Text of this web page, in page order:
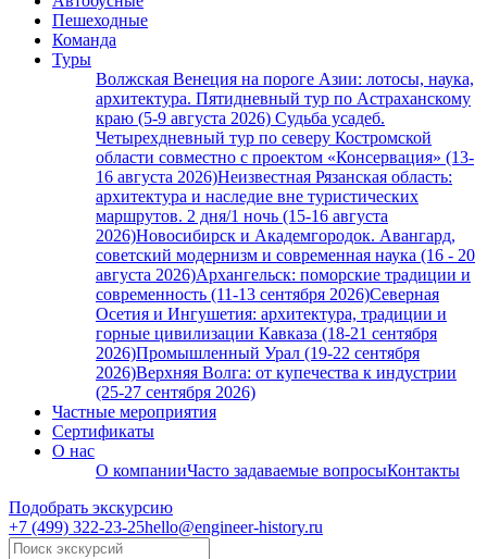
Пешеходные
Команда
Туры
Волжская Венеция на пороге Азии: лотосы, наука,
архитектура. Пятидневный тур по Астраханскому
краю (5-9 августа 2026) Судьба усадеб.
Четырехдневный тур по северу Костромской
области совместно с проектом «Консервация» (13-
16 августа 2026)Неизвестная Рязанская область:
архитектура и наследие вне туристических
маршрутов. 2 дня/1 ночь (15-16 августа
2026)Новосибирск и Академгородок. Авангард,
советский модернизм и современная наука (16 - 20
августа 2026)Архангельск: поморские традиции и
современность (11-13 сентября 2026)Северная
Осетия и Ингушетия: архитектура, традиции и
горные цивилизации Кавказа (18-21 сентября
2026)Промышленный Урал (19-22 сентября
2026)Верхняя Волга: от купечества к индустрии
(25-27 сентября 2026)
Частные мероприятия
Сертификаты
О нас
О компанииЧасто задаваемые вопросыКонтакты
Подобрать экскурсию
+7 (499) 322-23-25hello@engineer-history.ru